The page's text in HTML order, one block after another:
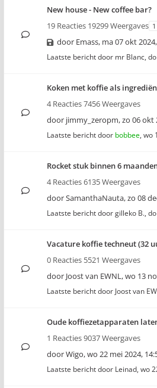
New house - New coffee bar?
19 Reacties 19299 Weergaves 1
door Emass, ma 07 okt
Laatste bericht door mr Blanc,
Koken met koffie als
4 Reacties 7456 Weergaves
door jimmy_zeropm,zo 06 okt
Laatste bericht door bobbee, wo
Rocket stuk binnen 6
4 Reacties 6135 Weergaves
doorSamanthaNauta,zo 08
Laatste bericht doorgilleko B.,
Vacature koffie techneut (32
0 Reacties 5521 Weergaves
door Joost van EWNL,wo 13
Laatste bericht door Joost van
Oude koffiezetapparaten
1 Reacties 9037 Weergaves
doorWigo,wo 22 mei 2024,
Laatste bericht door Leinad, wo